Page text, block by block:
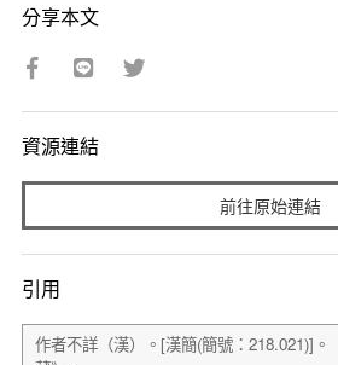
分享本文
資源連結
前往原始連結
引用